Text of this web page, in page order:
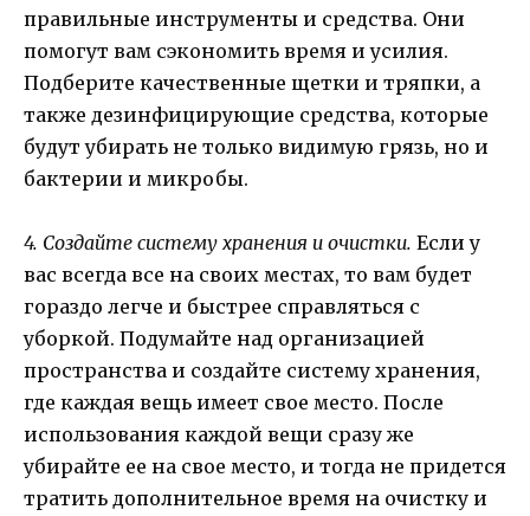
правильные инструменты и средства. Они
помогут вам сэкономить время и усилия.
Подберите качественные щетки и тряпки, а
также дезинфицирующие средства, которые
будут убирать не только видимую грязь, но и
бактерии и микробы.
4. Создайте систему хранения и очистки. Если у
вас всегда все на своих местах, то вам будет
гораздо легче и быстрее справляться с
уборкой. Подумайте над организацией
пространства и создайте систему хранения,
где каждая вещь имеет свое место. После
использования каждой вещи сразу же
убирайте ее на свое место, и тогда не придется
тратить дополнительное время на очистку и